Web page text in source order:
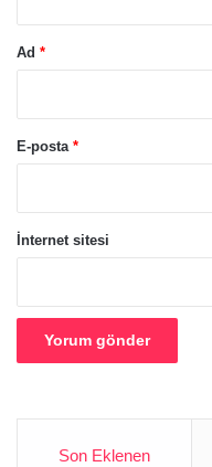
Ad *
E-posta *
İnternet sitesi
Son Eklenen